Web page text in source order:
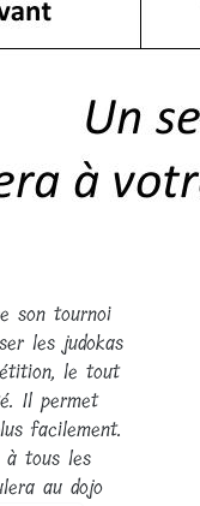
son tournoi
les judokas
le tout
Il permet
facilement.
tous les
au dojo